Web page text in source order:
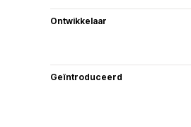
Ontwikkelaar
Geïntroduceerd